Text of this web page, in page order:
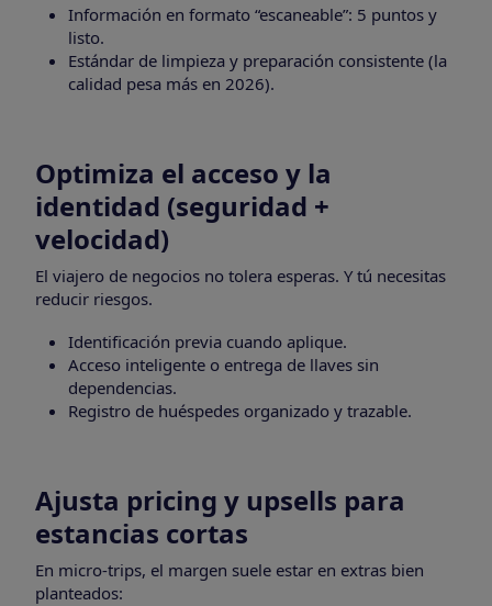
Información en formato “escaneable”: 5 puntos y
listo.
Estándar de limpieza y preparación consistente (la
calidad pesa más en 2026).
Optimiza el acceso y la
identidad (seguridad +
velocidad)
El viajero de negocios no tolera esperas. Y tú necesitas
reducir riesgos.
Identificación previa cuando aplique.
Acceso inteligente o entrega de llaves sin
dependencias.
Registro de huéspedes organizado y trazable.
Ajusta pricing y upsells para
estancias cortas
En micro-trips, el margen suele estar en extras bien
planteados: